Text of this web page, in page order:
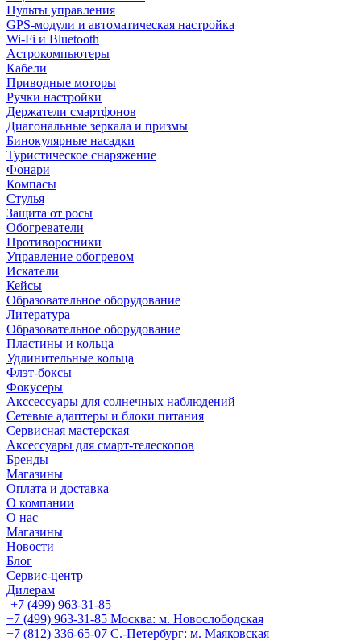
Пульты управления
GPS-модули и автоматическая настройка
Wi-Fi и Bluetooth
Астрокомпьютеры
Кабели
Приводные моторы
Ручки настройки
Держатели смартфонов
Диагональные зеркала и призмы
Бинокулярные насадки
Туристическое снаряжение
Фонари
Компасы
Стулья
Защита от росы
Обогреватели
Противоросники
Управление обогревом
Искатели
Кейсы
Образовательное оборудование
Литература
Образовательное оборудование
Пластины и кольца
Удлинительные кольца
Флэт-боксы
Фокусеры
Акссессуары для солнечных наблюдений
Сетевые адаптеры и блоки питания
Сервисная мастерская
Аксессуары для смарт-телескопов
Бренды
Магазины
Оплата и доставка
О компании
О нас
Магазины
Новости
Блог
Сервис-центр
Дилерам
+7 (499) 963-31-85
+7 (499) 963-31-85 Москва: м. Новослободская
+7 (812) 336-65-07 С.-Петербург: м. Маяковская